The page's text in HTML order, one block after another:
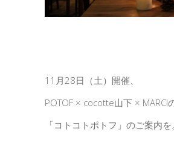
11月28日（土）開催、
POTOF × cocotte山下 × MARCI
「コトコトポトフ」のご案内を。